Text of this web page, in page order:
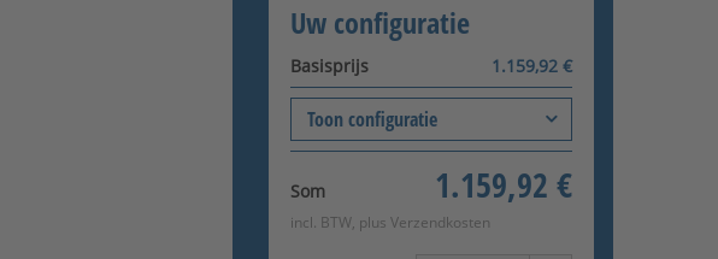
Uw configuratie
Basisprijs 1.159,92 €
Toon configuratie
Thermisch verzinkt
Openingsrichting
Som 1.159,92 €
incl. BTW, plus Verzendkosten